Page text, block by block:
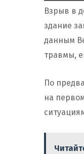
Взрыв в
здание
данным
травмы,
По
на